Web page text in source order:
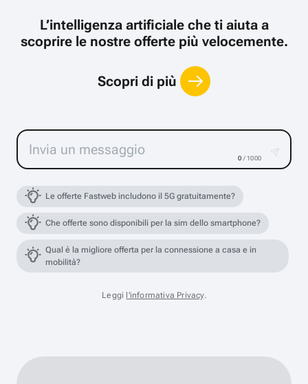
L’intelligenza artificiale che ti aiuta a
scoprire le nostre offerte più velocemente.
Scopri di più
0 / 1000
Le offerte Fastweb includono il 5G gratuitamente?
Che offerte sono disponibili per la sim dello smartphone?
Qual è la migliore offerta per la connessione a casa e in
mobilità?
Leggi l'informativa Privacy.